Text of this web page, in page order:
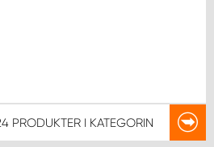
PRODUKTER I KATEGORIN